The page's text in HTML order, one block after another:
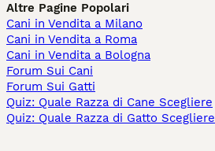
Altre Pagine Popolari
Cani in Vendita a Milano
Cani in Vendita a Roma
Cani in Vendita a Bologna
Forum Sui Cani
Forum Sui Gatti
Quiz: Quale Razza di Cane Scegliere
Quiz: Quale Razza di Gatto Scegliere